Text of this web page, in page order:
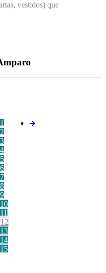
vestidos) que
1
2
3
4
5
6
7
8
9
10
11
12
13
14
15